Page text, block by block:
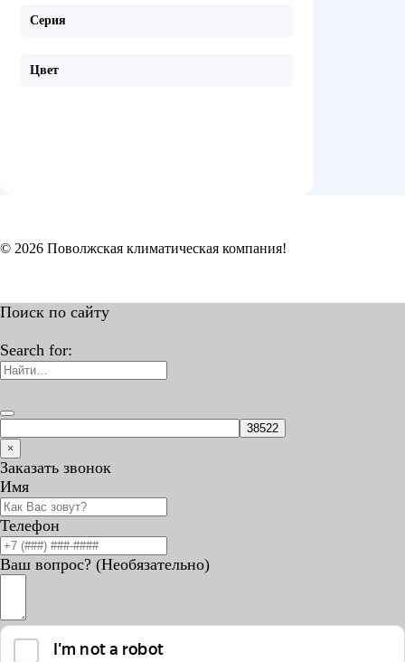
Серия
Цвет
© 2026 Поволжская климатическая компания!
Поиск по сайту
Search for:
×
Заказать звонок
Имя
Телефон
Ваш вопрос? (Необязательно)